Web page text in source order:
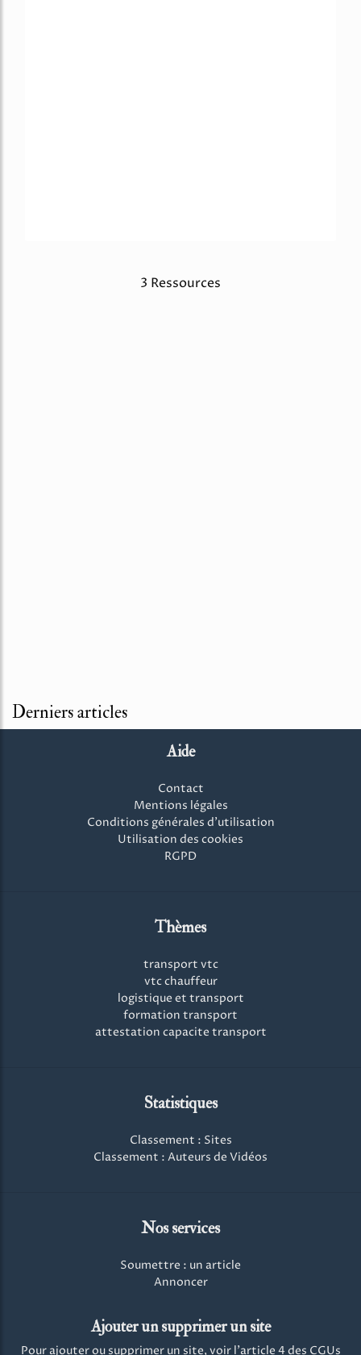
3 Ressources
Derniers articles
Aide
Contact
Mentions légales
Conditions générales d'utilisation
Utilisation des cookies
RGPD
Thèmes
transport vtc
vtc chauffeur
logistique et transport
formation transport
attestation capacite transport
Statistiques
Classement : Sites
Classement : Auteurs de Vidéos
Nos services
Soumettre : un article
Annoncer
Ajouter un supprimer un site
Pour ajouter ou supprimer un site, voir l'article 4 des CGUs